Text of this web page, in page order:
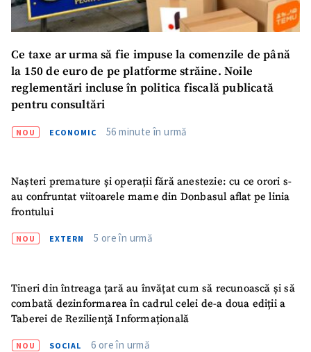
Ce taxe ar urma să fie impuse la comenzile de până
la 150 de euro de pe platforme străine. Noile
reglementări incluse în politica fiscală publicată
pentru consultări
NOU ECONOMIC 56 minute în urmă
Nașteri premature și operații fără anestezie: cu ce orori s-
au confruntat viitoarele mame din Donbasul aflat pe linia
frontului
NOU EXTERN 5 ore în urmă
Tineri din întreaga țară au învățat cum să recunoască și să
combată dezinformarea în cadrul celei de-a doua ediții a
Taberei de Reziliență Informațională
NOU SOCIAL 6 ore în urmă
Fotografie
+ Încarcă imagine
Link media+ Link media
Mesajul știrei
+ Mesajul știrei
CONTACT SURSĂ
Nume + Numele meu
Telefon
+ Telefon personal